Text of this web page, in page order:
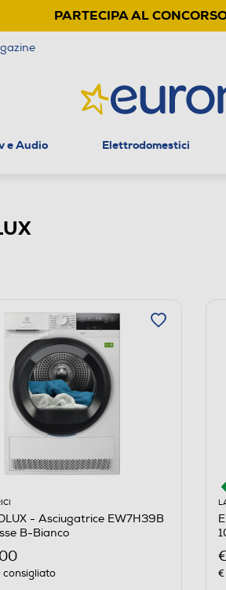
PARTECIPA AL
e Audio Elettrodomestici
- Asciugatrice EW7H39B
B-Bianco
consigliato